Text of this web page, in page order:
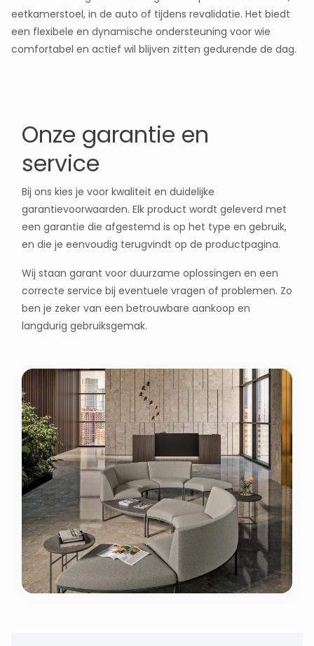
eetkamerstoel, in de auto of tijdens revalidatie. Het biedt
een flexibele en dynamische ondersteuning voor wie
comfortabel en actief wil blijven zitten gedurende de dag.
Onze garantie en
service
Bij ons kies je voor kwaliteit en duidelijke
garantievoorwaarden. Elk product wordt geleverd met
een garantie die afgestemd is op het type en gebruik,
en die je eenvoudig terugvindt op de productpagina.
Wij staan garant voor duurzame oplossingen en een
correcte service bij eventuele vragen of problemen. Zo
ben je zeker van een betrouwbare aankoop en
langdurig gebruiksgemak.